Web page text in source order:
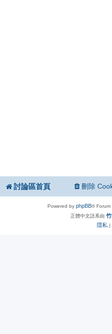
討論區首頁 刪除
Powered by phpBB® Forum
正體中文語系由
隱私 |